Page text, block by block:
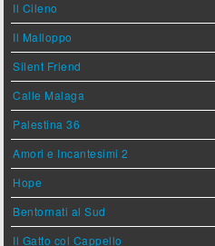
Il Cileno
Il Malloppo
Silent Friend
Calle Malaga
Palestina 36
Amori e Incantesimi 2
Hope
Bentornati al Sud
Il Gatto col Cappello